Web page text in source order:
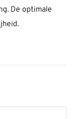
De optimale